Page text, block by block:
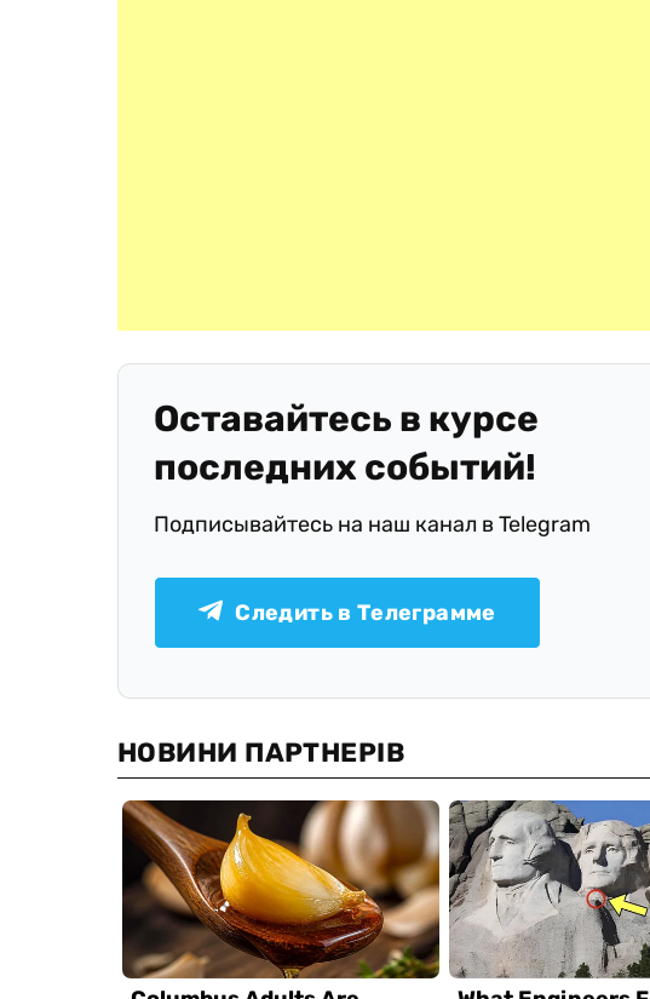
Оставайтесь в курсе
последних событий!
Подписывайтесь на наш канал в Telegram
Следить в Телеграмме